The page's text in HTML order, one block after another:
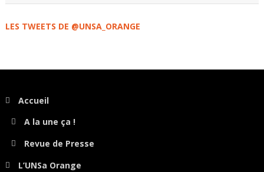
LES TWEETS DE @UNSA_ORANGE
Accueil
A la une ça !
Revue de Presse
L’UNSa Orange